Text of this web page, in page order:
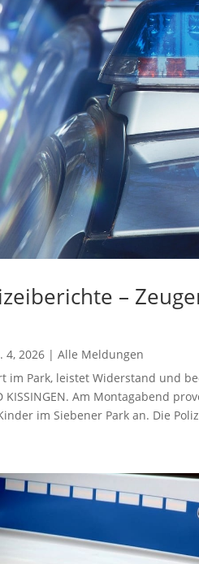
–
4, 2026 |Alle Meldungen
im Park, leistet Widerstand und
KISSINGEN. Am Montagabend
im Siebener Park an. Die